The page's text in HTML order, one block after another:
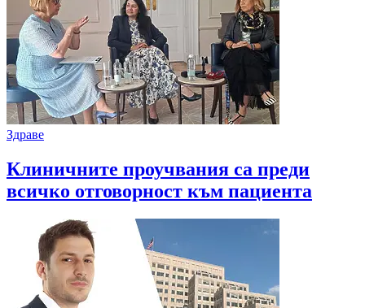
Здраве
Клиничните проучвания са преди
всичко отговорност към пациента